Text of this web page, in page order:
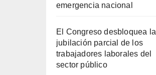
emergencia nacional
El Congreso desbloquea la
jubilación parcial de los
trabajadores laborales del
sector público